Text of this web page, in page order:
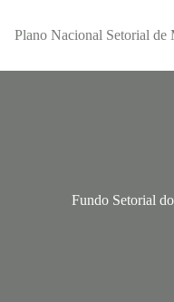
Plano Nacional Setorial de
Fundo Setorial